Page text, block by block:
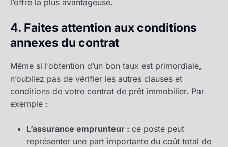
4. Faites attention aux conditions
annexes du contrat
Même si l’obtention d’un bon taux est primordiale,
n’oubliez pas de vérifier les autres clauses et
conditions de votre contrat de prêt immobilier. Par
exemple :
L’assurance emprunteur : ce poste peut
représenter une part importante du coût total de